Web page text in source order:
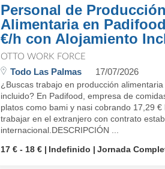
Personal de Producción
Alimentaria en
€/h con Alojamiento
OTTO WORK FORCE
Todo Las Palmas 17/07/2026
¿Buscas trabajo en producción
incluido? En Padifood, empresa de
platos como bami y nasi cobrando 17,29
trabajar en el extranjero con contrato
internacional.DESCRIPCIÓN ...
17 € - 18 €
Indefinido Jornada